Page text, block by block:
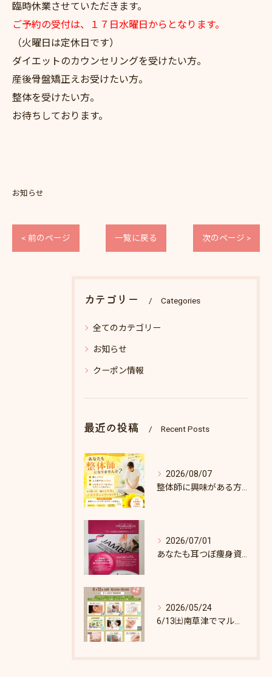
臨時休業させていただきます。
ご予約の受付は、１７日水曜日からとなります。
（火曜日は定休日です）
ダイエットのカウンセリングを受けたい方。
産後骨盤矯正えお受けたい方。
整体を受けたい方。
お待ちしております。
お知らせ
< 前のページ 一覧に戻る 次のページ >
カテゴリー Categories
全てのカテゴリー
お知らせ
クーポン情報
最近の投稿 Recent Posts
2026/08/07
2026/07/01
2026/05/24